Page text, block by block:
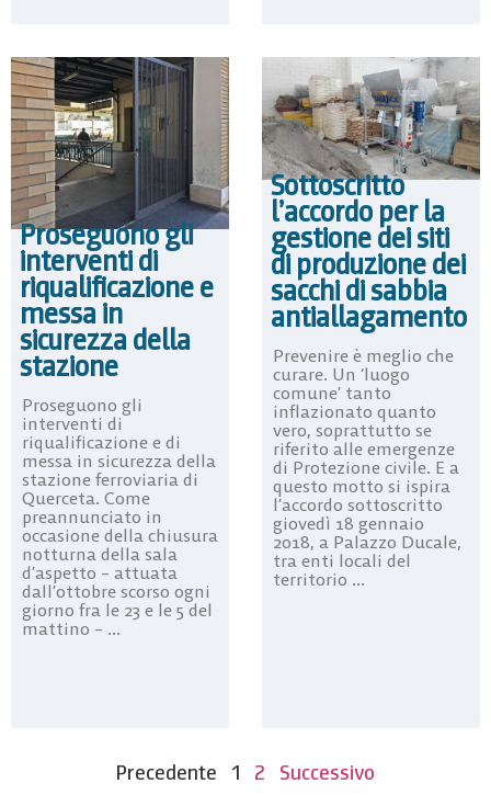
Proseguono gli
interventi di
riqualificazione e
messa in
sicurezza della
stazione
Proseguono gli
interventi di
riqualificazione e di
messa in sicurezza della
stazione ferroviaria di
Querceta. Come
preannunciato in
occasione della chiusura
notturna della sala
d’aspetto – attuata
dall’ottobre scorso ogni
giorno fra le 23 e le 5 del
mattino – ...
Sottoscritto
l’accordo per la
gestione dei siti
di produzione dei
sacchi di sabbia
antiallagamento
Prevenire è meglio che
curare. Un ‘luogo
comune’ tanto
inflazionato quanto
vero, soprattutto se
riferito alle emergenze
di Protezione civile. E a
questo motto si ispira
l’accordo sottoscritto
giovedì 18 gennaio
2018, a Palazzo Ducale,
tra enti locali del
territorio ...
Precedente 1 2 Successivo